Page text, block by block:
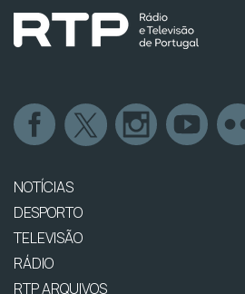
NOTÍCIAS
DESPORTO
TELEVISÃO
RÁDIO
RTP ARQUIVOS